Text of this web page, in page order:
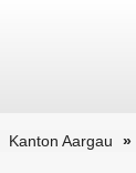
Kanton Aargau